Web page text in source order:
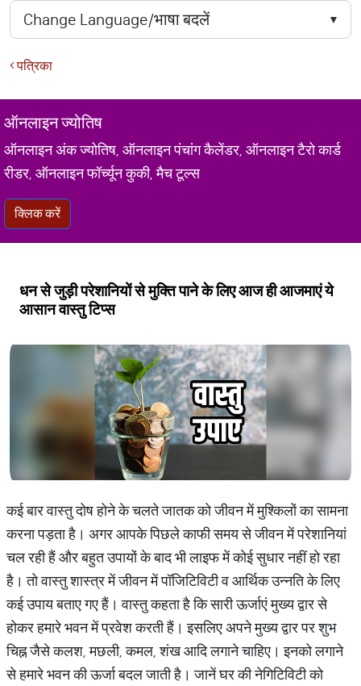
पत्रिका
ऑनलाइन ज्योतिष
ऑनलाइन अंक ज्योतिष, ऑनलाइन पंचांग कैलेंडर, ऑनलाइन टैरो कार्ड
रीडर, ऑनलाइन फॉर्च्यून कुकी, मैच टूल्स
क्लिक करें
धन से जुड़ी परेशानियों से मुक्ति पाने के लिए आज ही आजमाएं ये
आसान वास्तु टिप्स
कई बार वास्तु दोष होने के चलते जातक को जीवन में मुश्किलों का सामना
करना पड़ता है। अगर आपके पिछले काफी समय से जीवन में परेशानियां
चल रही हैं और बहुत उपायों के बाद भी लाइफ में कोई सुधार नहीं हो रहा
है। तो वास्तु शास्त्र में जीवन में पॉजिटिविटी व आर्थिक उन्नति के लिए
कई उपाय बताए गए हैं। वास्तु कहता है कि सारी ऊर्जाएं मुख्य द्वार से
होकर हमारे भवन में प्रवेश करती हैं। इसलिए अपने मुख्य द्वार पर शुभ
चिह्न जैसे कलश, मछली, कमल, शंख आदि लगाने चाहिए। इनको लगाने
से हमारे भवन की ऊर्जा बदल जाती है। जानें घर की नेगिटिविटी को